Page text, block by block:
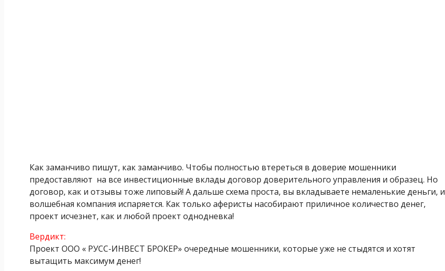
Как заманчиво пишут, как заманчиво. Чтобы полностью втереться в доверие мошенники
предоставляют на все инвестиционные вклады договор доверительного управления и образец. Но
договор, как и отзывы тоже липовый! А дальше схема проста, вы вкладываете немаленькие деньги, и
волшебная компания испаряется. Как только аферисты насобирают приличное количество денег,
проект исчезнет, как и любой проект однодневка!
Вердикт:
Проект ООО « РУСС-ИНВЕСТ БРОКЕР» очередные мошенники, которые уже не стыдятся и хотят
вытащить максимум денег!